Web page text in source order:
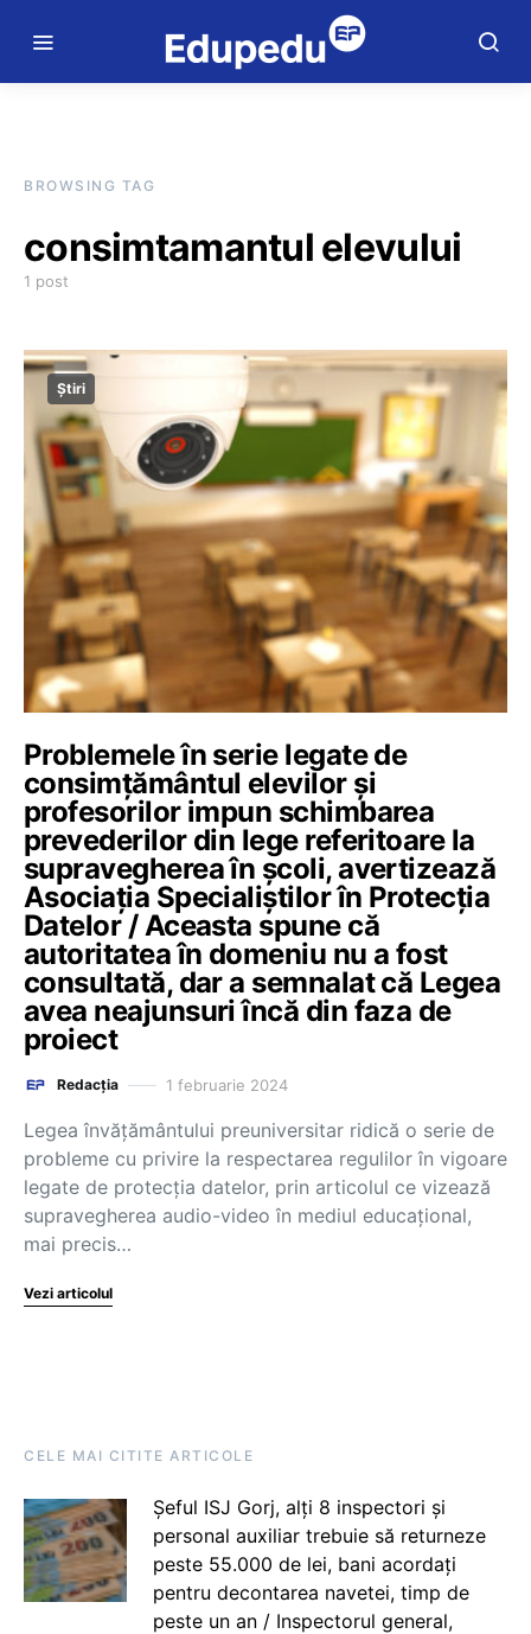
BROWSING TAG
consimtamantul elevului
1 post
Știri
Problemele în serie legate de
consimțământul elevilor și
profesorilor impun schimbarea
prevederilor din lege referitoare la
supravegherea în școli, avertizează
Asociația Specialiștilor în Protecția
Datelor / Aceasta spune că
autoritatea în domeniu nu a fost
consultată, dar a semnalat că Legea
avea neajunsuri încă din faza de
proiect
Redacția 1 februarie 2024
Legea învățământului preuniversitar ridică o serie de
probleme cu privire la respectarea regulilor în vigoare
legate de protecția datelor, prin articolul ce vizează
supravegherea audio-video în mediul educațional,
mai precis…
Vezi articolul
CELE MAI CITITE ARTICOLE
Șeful ISJ Gorj, alți 8 inspectori și
personal auxiliar trebuie să returneze
peste 55.000 de lei, bani acordați
pentru decontarea navetei, timp de
peste un an / Inspectorul general,